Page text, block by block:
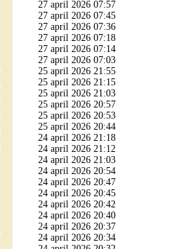
27 april 2026 07:57
27 april 2026 07:45
27 april 2026 07:36
27 april 2026 07:18
27 april 2026 07:14
27 april 2026 07:03
25 april 2026 21:55
25 april 2026 21:15
25 april 2026 21:03
25 april 2026 20:57
25 april 2026 20:53
25 april 2026 20:44
24 april 2026 21:18
24 april 2026 21:12
24 april 2026 21:03
24 april 2026 20:54
24 april 2026 20:47
24 april 2026 20:45
24 april 2026 20:42
24 april 2026 20:40
24 april 2026 20:37
24 april 2026 20:34